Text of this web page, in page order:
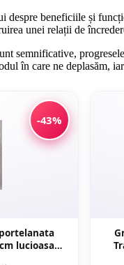
beneficiile și
unei relații de
semnificative,
în care ne deplasăm,
-43%